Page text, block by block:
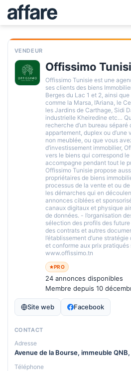
VENDEUR
Offissimo
Offissimo Tunisie est une
ses clients des biens
Berges du Lac 1 et 2, ainsi
comme la Marsa, l’Ariana, le
les Jardins de Carthage, Sidi
industrielle Kheiredine etc…
recherche d’un bureau séparé
appartement, duplex ou d’une
non meublée, ou que vous
d’investissement immobilier,
vers le biens qui correspond
accompagne pendant tout le
Offissimo Tunisie propose
propriétaires de biens
processus de la vente et ou
les démarches qui en
annonces ciblées et
canaux digitaux et physique
de données. - l’organisation
sélection des profils des
des contrats et autres
l’établissement d’une
et conforme aux prix pratiqués
www.offissimo.tn
PRO
24 annonces disponibles
Membre depuis 10
Site web Facebook
CONTACT
Adresse
Avenue de la Bourse, immeuble
Téléphone